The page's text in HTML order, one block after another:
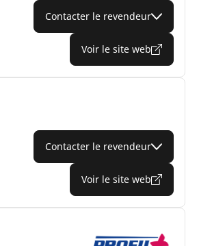
Contacter le revendeur
Voir le site web
Contacter le revendeur
Voir le site web